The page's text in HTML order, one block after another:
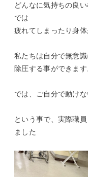
どんなに気持ちの良
では
疲れてしまったり身
私たちは自分で無意
除圧する事ができます
では、ご自分で動け
という事で、実際職
ました